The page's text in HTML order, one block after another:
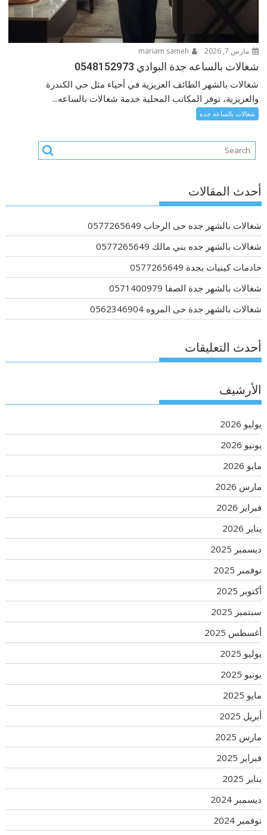
مارس 7, 2026
شغالات بالساعه جدة البوادي 0548152973
شغالات بالشهر الطائف العزيزية في أحياء مثل حي الكندرة
والعزيزية، توفر المكاتب المحلية خدمة شغالات بالساعه...
شغالات بالساعه جده
أحدث المقالات
شغالات بالشهر جده حى الرحاب 0577265649
شغالات بالشهر جده بني مالك 0577265649
خادمات كينيات بجدة 0577265649
شغالات بالشهر جدة الصفا 0571400979
شغالات بالشهر جدة حى المروه 0562346904
أحدث التعليقات
الأرشيف
يوليو 2026
يونيو 2026
مايو 2026
مارس 2026
فبراير 2026
يناير 2026
ديسمبر 2025
نوفمبر 2025
أكتوبر 2025
سبتمبر 2025
أغسطس 2025
يوليو 2025
يونيو 2025
مايو 2025
أبريل 2025
مارس 2025
فبراير 2025
يناير 2025
ديسمبر 2024
نوفمبر 2024